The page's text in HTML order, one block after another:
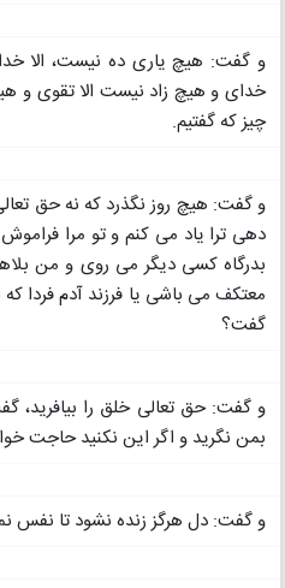
و گفت: هیچ یاری ده نیست، الا
خدای و هیچ زاد نیست الا تقوی و
چیز که گفتیم.
و گفت: هیچ روز نگذرد که نه حق
دهی ترا یاد می کنم و تو مرا
بدرگاه کسی دیگر می روی و من بلاها
معتکف می باشی یا فرزند آدم فردا
گفت؟
و گفت: حق تعالی خلق را بیافرید،
بمن نگرید و اگر این نکنید حاجت
و گفت: دل هرگز زنده نشود تا نفس